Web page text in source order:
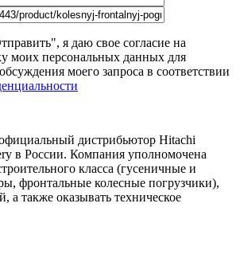
я даю свое согласие на
моих персональных данных для
моего запроса в соответствии
дистрибьютор Hitachi
в России. Компания уполномочена
класса (гусеничные и
фронтальные колесные погрузчики),
а также оказывать техническое